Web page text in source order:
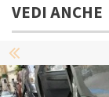
VEDI ANCHE